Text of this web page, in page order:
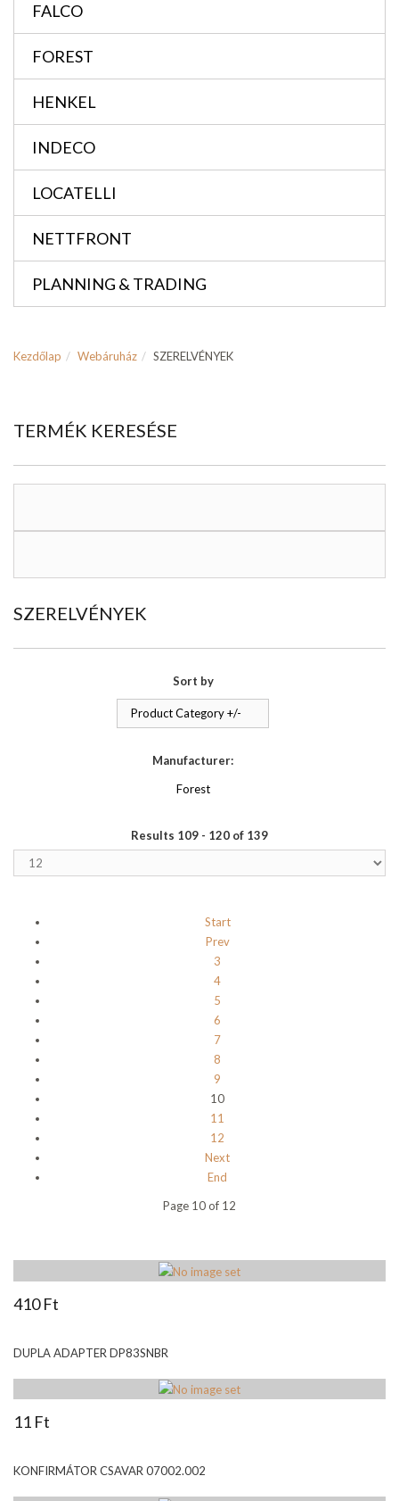
FALCO
FOREST
HENKEL
INDECO
LOCATELLI
NETTFRONT
PLANNING & TRADING
Kezdőlap Webáruház SZERELVÉNYEK
TERMÉK KERESÉSE
SZERELVÉNYEK
Sort by
Product Category +/-
Manufacturer:
Forest
Results 109 - 120 of 139
Start
Prev
3
4
5
6
7
8
9
10
11
12
Next
End
Page 10 of 12
410 Ft
DUPLA ADAPTER DP83SNBR
11 Ft
KONFIRMÁTOR CSAVAR 07002.002